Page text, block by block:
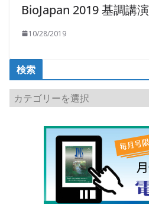
BioJapan 2019 基調講演
10/28/2019
検索
検
索